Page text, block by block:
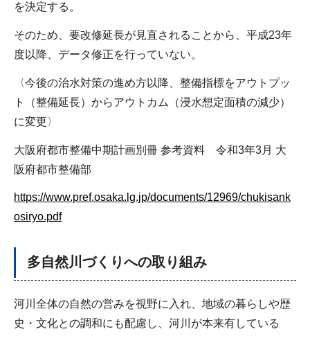
を決定する。
そのため、要改修延長が見直されることから、平成23年
度以降、データ修正を行っていない。
〈今後の治水対策の進め方以降、整備指標をアウトプッ
ト（整備延長）からアウトカム（浸水想定面積の減少）
に変更〉
大阪府都市整備中期計画別冊 参考資料 令和3年3月 大
阪府都市整備部
https://www.pref.osaka.lg.jp/documents/12969/chukisank
osiryo.pdf
多自然川づくりへの取り組み
河川全体の自然の営みを視野に入れ、地域の暮らしや歴
史・文化との調和にも配慮し、河川が本来有している